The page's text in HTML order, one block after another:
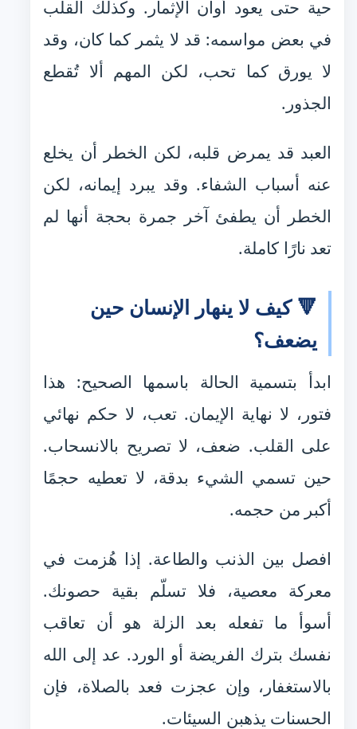
حية حتى يعود أوان الإثمار. وكذلك القلب
في بعض مواسمه: قد لا يثمر كما كان، وقد
لا يورق كما تحب، لكن المهم ألا تُقطع
الجذور.
العبد قد يمرض قلبه، لكن الخطر أن يخلع
عنه أسباب الشفاء. وقد يبرد إيمانه، لكن
الخطر أن يطفئ آخر جمرة بحجة أنها لم
تعد نارًا كاملة.
🔻 كيف لا ينهار الإنسان حين
يضعف؟
ابدأ بتسمية الحالة باسمها الصحيح: هذا
فتور، لا نهاية الإيمان. تعب، لا حكم نهائي
على القلب. ضعف، لا تصريح بالانسحاب.
حين تسمي الشيء بدقة، لا تعطيه حجمًا
أكبر من حجمه.
افصل بين الذنب والطاعة. إذا هُزمت في
معركة معصية، فلا تسلّم بقية حصونك.
أسوأ ما تفعله بعد الزلة هو أن تعاقب
نفسك بترك الفريضة أو الورد. عد إلى الله
بالاستغفار، وإن عجزت فعد بالصلاة، فإن
الحسنات يذهبن السيئات.